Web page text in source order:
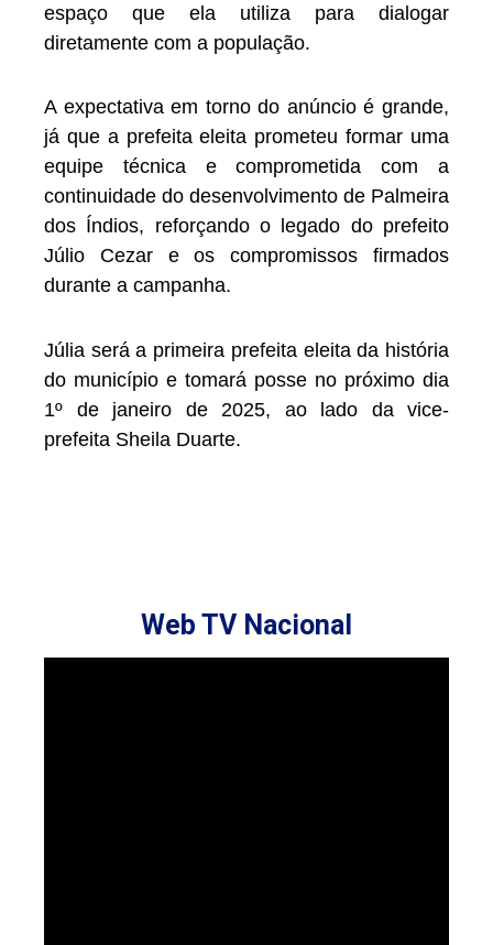
espaço que ela utiliza para dialogar
diretamente com a população.
A expectativa em torno do anúncio é grande,
já que a prefeita eleita prometeu formar uma
equipe técnica e comprometida com a
continuidade do desenvolvimento de Palmeira
dos Índios, reforçando o legado do prefeito
Júlio Cezar e os compromissos firmados
durante a campanha.
Júlia será a primeira prefeita eleita da história
do município e tomará posse no próximo dia
1º de janeiro de 2025, ao lado da vice-
prefeita Sheila Duarte.
Web TV Nacional